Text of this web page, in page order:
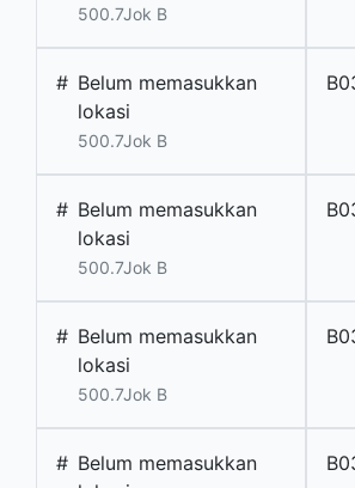
500.7Jok B
# Belum memasukkan
lokasi
500.7Jok B
# Belum memasukkan
lokasi
500.7Jok B
# Belum memasukkan
lokasi
500.7Jok B
# Belum memasukkan